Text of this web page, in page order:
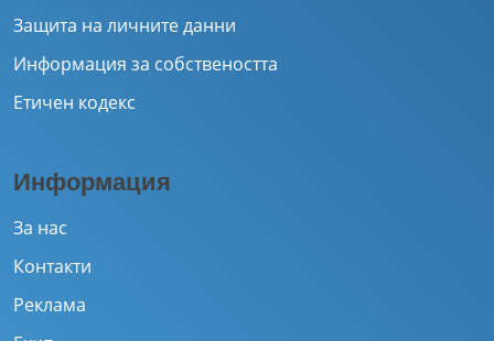
Защита на личните данни
Информация за собствеността
Етичен кодекс
Информация
За нас
Контакти
Реклама